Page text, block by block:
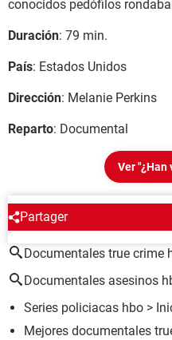
conocidos pedófilos
Duración: 79 min.
País: Estados Unidos
Dirección: Melanie Perkins
Reparto: Documental
Ver "¿Han
Partager
ALREDEDOR DEL
Documentales true crime
Documentales asesinos
Series policiacas hbo >
Mejores documentales